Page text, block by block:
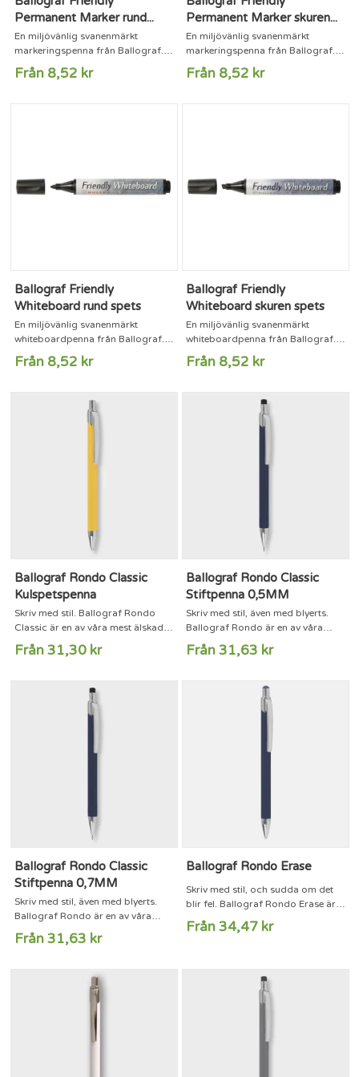
Permanent Marker rund...
En miljövänlig svanenmärkt
markeringspenna från Ballograf.
Pennorna tillverkas i Filipstad med
en metod som verkligen sparar på
mycket mindre påfrestning på...
Från 8,52 kr
Permanent Marker skuren...
En miljövänlig svanenmärkt
markeringspenna från Ballograf.
Pennorna tillverkas i Filipstad med
en metod som verkligen sparar på
mycket mindre påfrestning på...
Från 8,52 kr
Ballograf Friendly
Whiteboard rund spets
En miljövänlig svanenmärkt
whiteboardpenna från Ballograf.
Pennorna tillverkas i Filipstad med
en metod som verkligen sparar på
unik patenterad lösning ändå håller
bläcket inne i pennkroppen, precis
mycket mindre påfrestning på...
Från 8,52 kr
Ballograf Friendly
Whiteboard skuren spets
En miljövänlig svanenmärkt
whiteboardpenna från Ballograf.
Pennorna tillverkas i Filipstad med
en metod som verkligen sparar på
av återvunnet papper som med en
unik patenterad lösning ändå håller
bläcket inne i pennkroppen, precis
mycket mindre påfrestning på...
Från 8,52 kr
Ballograf Rondo Classic
Kulspetspenna
Skriv med stil. Ballograf Rondo
Classic är en av våra mest älskade
pennmodeller med en stilren
design som känns lika modern
Komplettera med gravyr för extra
personlig touch.Spets:
MediumBläckfärg: BlåRondo
ger en ytterst behaglig skrivkänsla.
Från 31,30 kr
Ballograf Rondo Classic
Stiftpenna 0,5MM
Skriv med stil, även med blyerts.
Ballograf Rondo är en av våra
mest älskade pennmodeller med en
stilren design som känns lika
skapades 1993.Rondo Classic har
en slät, rundad, kropp som ligger
bekvämt i handen. Den fjädrande
Från 31,63 kr
Ballograf Rondo Classic
Stiftpenna 0,7MM
Skriv med stil, även med blyerts.
Ballograf Rondo är en av våra
mest älskade pennmodeller med en
stilren design som känns lika
skapades 1993.Rondo Classic har
en slät, rundad, kropp som ligger
bekvämt i handen. Den fjädrande
tryckmekanismen ser till att stiftet
inte bryts och bidrar också till den
mjuka, härliga, skrivkänslan. Välj...
Från 31,63 kr
Ballograf Rondo Erase
Skriv med stil, och sudda om det
blir fel. Ballograf Rondo Erase är
vår fina kulspetspenna med
raderbart bläck. Din bästa
lösa korsord. Spets:
MediumBläckfärg: Samma som
pennan: blå, svart, rosa eller
Från 34,47 kr